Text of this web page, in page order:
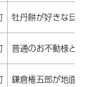
牡丹餅が好きな旦
普通のお不動様と
鎌倉権五郎が地面